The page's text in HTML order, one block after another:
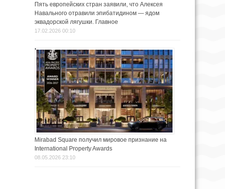
Пять европейских стран заявили, что Алексея
Навального отравили эпибатидином — ядом
эквадорской лягушки. Главное
17.02.2026 00:10
Mirabad Square получил мировое признание на
International Property Awards
08.05.2026 23:10